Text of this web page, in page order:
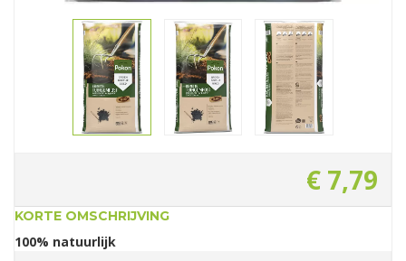
€ 7,79
KORTE OMSCHRIJVING
100% natuurlijk